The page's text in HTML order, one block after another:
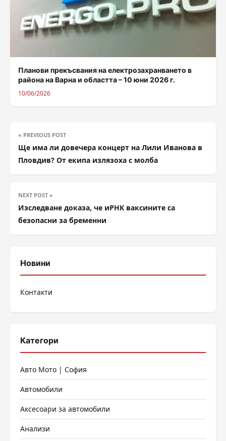
Планови прекъсвания на електрозахранването в
района на Варна и областта – 10 юни 2026 г.
10/06/2026
« PREVIOUS POST
Ще има ли довечера концерт на Лили Иванова в
Пловдив? От екипа излязоха с молба
NEXT POST »
Изследване доказа, че иРНК ваксините са
безопасни за бременни
Новини
Контакти
Категори
Авто Мото | София
Автомобили
Аксесоари за автомобили
Анализи